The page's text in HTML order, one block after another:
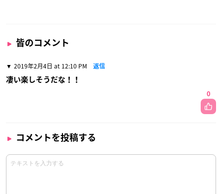
皆のコメント
2019年2月4日 at 12:10 PM 返信
凄い楽しそうだな！！
0
コメントを投稿する